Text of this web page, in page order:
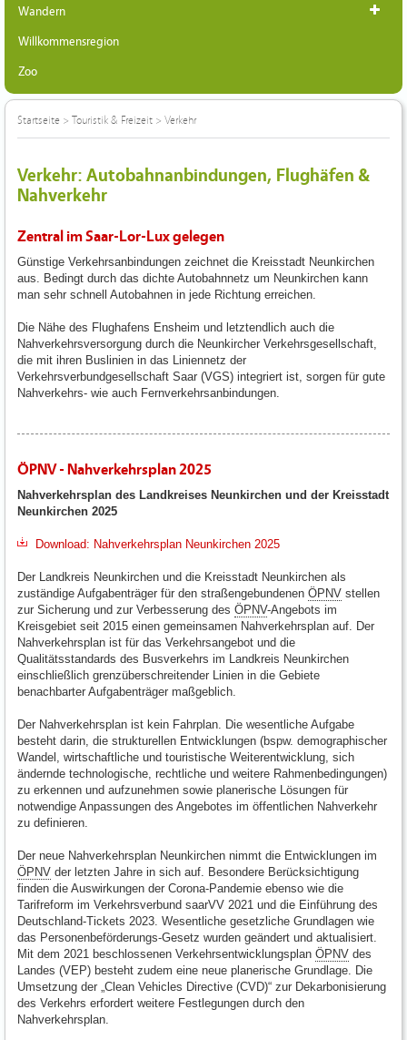
Wandern
Willkommensregion
Zoo
Startseite > Touristik & Freizeit > Verkehr
Verkehr: Autobahnanbindungen, Flughäfen &
Nahverkehr
Zentral im Saar-Lor-Lux gelegen
Günstige Verkehrsanbindungen zeichnet die Kreisstadt Neunkirchen
aus. Bedingt durch das dichte Autobahnnetz um Neunkirchen kann
man sehr schnell Autobahnen in jede Richtung erreichen.
Die Nähe des Flughafens Ensheim und letztendlich auch die
Nahverkehrsversorgung durch die Neunkircher Verkehrsgesellschaft,
die mit ihren Buslinien in das Liniennetz der
Verkehrsverbundgesellschaft Saar (VGS) integriert ist, sorgen für gute
Nahverkehrs- wie auch Fernverkehrsanbindungen.
ÖPNV - Nahverkehrsplan 2025
Nahverkehrsplan des Landkreises Neunkirchen und der Kreisstadt
Neunkirchen 2025
Download: Nahverkehrsplan Neunkirchen 2025
Der Landkreis Neunkirchen und die Kreisstadt Neunkirchen als
zuständige Aufgabenträger für den straßengebundenen ÖPNV stellen
zur Sicherung und zur Verbesserung des ÖPNV-Angebots im
Kreisgebiet seit 2015 einen gemeinsamen Nahverkehrsplan auf. Der
Nahverkehrsplan ist für das Verkehrsangebot und die
Qualitätsstandards des Busverkehrs im Landkreis Neunkirchen
einschließlich grenzüberschreitender Linien in die Gebiete
benachbarter Aufgabenträger maßgeblich.
Der Nahverkehrsplan ist kein Fahrplan. Die wesentliche Aufgabe
besteht darin, die strukturellen Entwicklungen (bspw. demographischer
Wandel, wirtschaftliche und touristische Weiterentwicklung, sich
ändernde technologische, rechtliche und weitere Rahmenbedingungen)
zu erkennen und aufzunehmen sowie planerische Lösungen für
notwendige Anpassungen des Angebotes im öffentlichen Nahverkehr
zu definieren.
Der neue Nahverkehrsplan Neunkirchen nimmt die Entwicklungen im
ÖPNV der letzten Jahre in sich auf. Besondere Berücksichtigung
finden die Auswirkungen der Corona-Pandemie ebenso wie die
Tarifreform im Verkehrsverbund saarVV 2021 und die Einführung des
Deutschland-Tickets 2023. Wesentliche gesetzliche Grundlagen wie
das Personenbeförderungs-Gesetz wurden geändert und aktualisiert.
Mit dem 2021 beschlossenen Verkehrsentwicklungsplan ÖPNV des
Landes (VEP) besteht zudem eine neue planerische Grundlage. Die
Umsetzung der „Clean Vehicles Directive (CVD)“ zur Dekarbonisierung
des Verkehrs erfordert weitere Festlegungen durch den
Nahverkehrsplan.